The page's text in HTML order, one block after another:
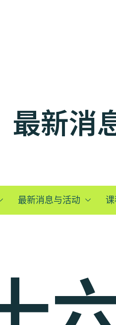
最新消
最新消息与活动